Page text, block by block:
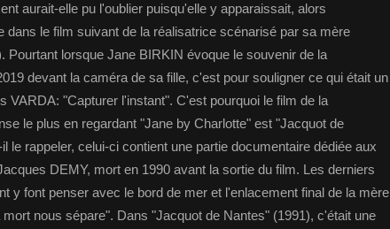
aurait-elle pu l'oublier puisqu'elle y apparaissait, alors
dans le film suivant de la réalisatrice scénarisé par sa mère
Pourtant lorsque Jane BIRKIN évoque le souvenir de la
devant la caméra de sa fille, c'est pour souligner ce qui était un
VARDA: "Capturer l'instant". C'est pourquoi le film de la
le plus en regardant "Jane by Charlotte" est "Jacquot de
le rappeler, celui-ci contient une partie documentaire dédiée aux
DEMY, mort en 1990 avant la sortie du film. Les derniers
y font penser avec le bord de mer et l'enlacement final de la mère
mort nous sépare". Dans "Jacquot de Nantes" (1991), c'était une